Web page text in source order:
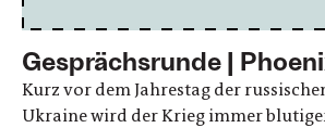
Gesprächsrunde |
Kurz vor dem Jahrestag der
Ukraine wird der Krieg immer